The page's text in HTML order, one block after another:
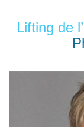
Lifting de